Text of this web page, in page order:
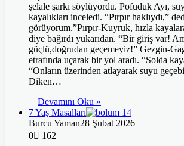
şelale şarkı söylüyordu. Pofuduk Ayı,
kayalıkları inceledi. “Pırpır haklıydı,”
görüyorum.”Pırpır-Kuyruk, hızla
diye bağırdı yukarıdan. “Bir giriş var!
güçlü,doğrudan geçemeyiz!” Gezgin-
etrafında uçarak bir yol aradı. “Solda
“Onların üzerinden atlayarak suyu
Diken…
Devamını Oku »
7 Yaş Masalları
Burcu Yaman28 Şubat 2026
0
162